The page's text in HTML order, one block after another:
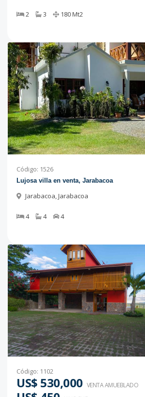
2 3 180Mt2
Código: 1526
Lujosa villa en venta, Jarabacoa
Jarabacoa,Jarabacoa
4 4 4
Código: 1102
US$ 530,000 VENTA AMUEBLADO